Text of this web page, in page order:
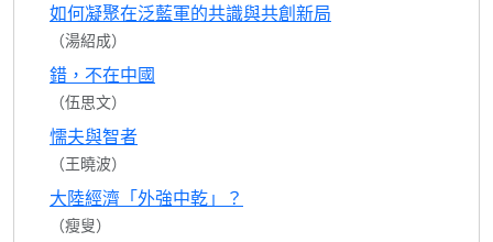
如何凝聚在泛藍軍的共識與共創新局
（湯紹成）
錯，不在中國
（伍思文）
懦夫與智者
（王曉波）
大陸經濟「外強中乾」？
（瘦叟）